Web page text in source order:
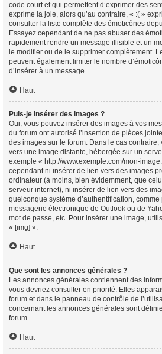
code court et qui permettent d’exprimer des
exprime la joie, alors qu’au contraire, « :( »
consulter la liste complète des émoticônes
Essayez cependant de ne pas abuser des
rapidement rendre un message illisible et un
le modifier ou de le supprimer complètement.
peuvent également limiter le nombre
d’insérer à un message.
Haut
Puis-je insérer des images ?
Oui, vous pouvez insérer des images à vos
du forum ont autorisé l’insertion de pièces
des images sur le forum. Dans le cas
vers une image distante, hébergée sur un
exemple « http://www.exemple.com/mon-
cependant ni insérer de lien vers des images
ordinateur (à moins, bien évidemment, que
serveur internet), ni insérer de lien vers des
quelconque système d’authentification,
messagerie électronique de Outlook ou de
mot de passe, etc. Pour insérer une image,
« [img] ».
Haut
Que sont les annonces générales ?
Les annonces générales contiennent des
vous devriez consulter en priorité. Elles
forum et dans le panneau de contrôle de
concernant les annonces générales sont
forum.
Haut